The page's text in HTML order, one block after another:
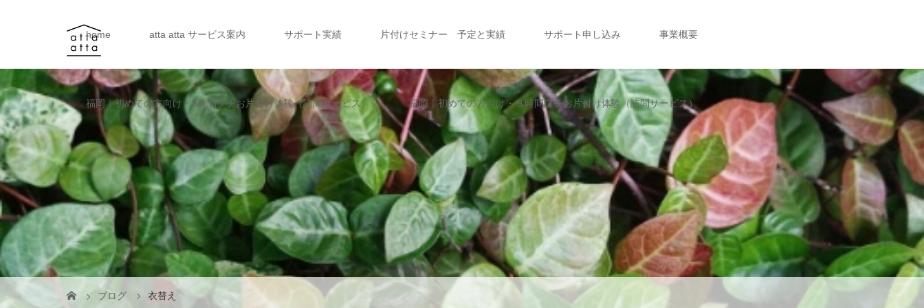
home atta atta サービス案内 サポート実績 片付けセミナー 予定と実績 サポート申し込み 事業概要
福岡｜初めての方向け・3時間プチお片付け体験（訪問サービス） 福岡｜初めての方向け・３時間プチお片付け体験（訪問サービス）
ブログ 衣替え